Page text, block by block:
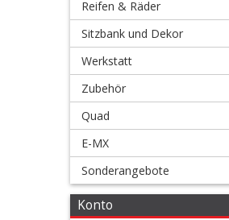
Auspuff
Zubehör
Ausrüstung
Bremse
Reifen & Räder
Sitzbank und Dekor
Werkstatt
Zubehör
Quad
E-MX
Sonderangebote
Konto